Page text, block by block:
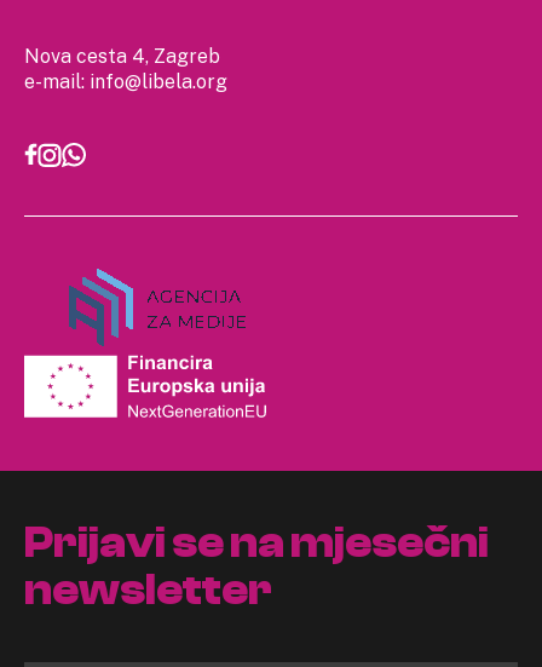
Nova cesta 4, Zagreb
e-mail: info@libela.org
Prijavi se na mjesečni
newsletter